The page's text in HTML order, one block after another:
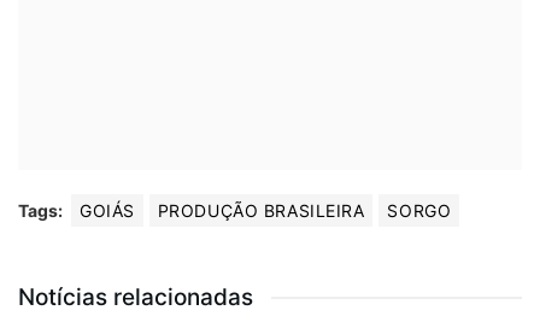
Tags: GOIÁS PRODUÇÃO BRASILEIRA SORGO
Notícias relacionadas